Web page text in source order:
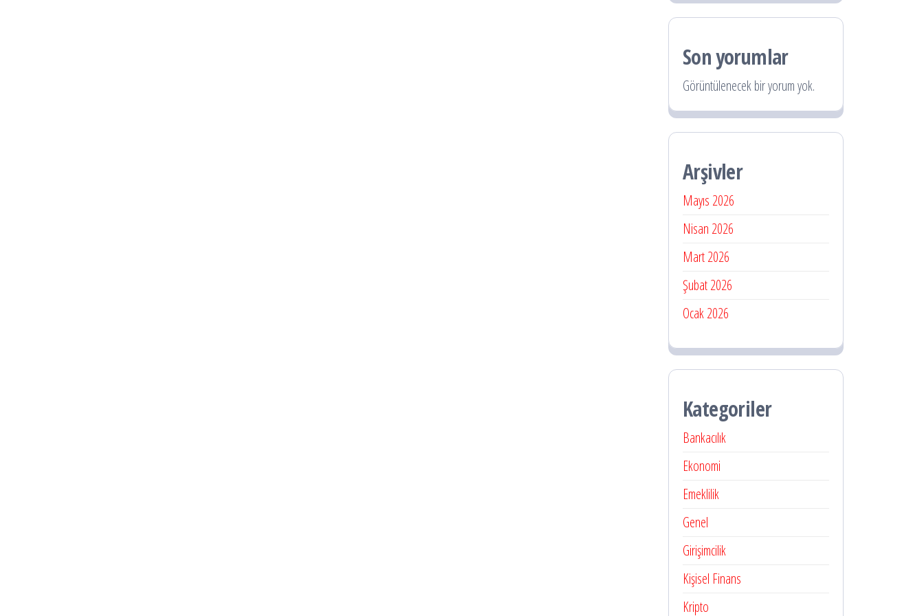
Son yorumlar
Görüntülenecek bir yorum yok.
Arşivler
Mayıs 2026
Nisan 2026
Mart 2026
Şubat 2026
Ocak 2026
Kategoriler
Bankacılık
Ekonomi
Emeklilik
Genel
Girişimcilik
Kişisel Finans
Kripto